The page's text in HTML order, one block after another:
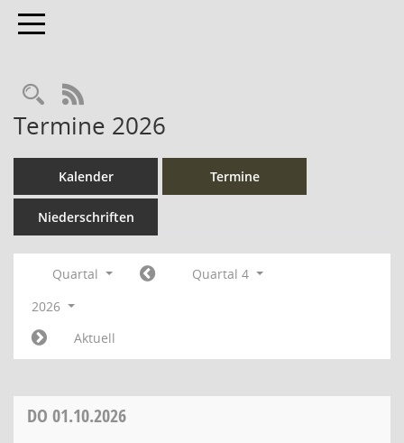
Toggle navigation
Rechercheauswahl
RSS-Feed
Termine 2026
Kalender Termine
Niederschriften
Quartal
Quartal 4
2026
Aktuell
DO 01.10.2026